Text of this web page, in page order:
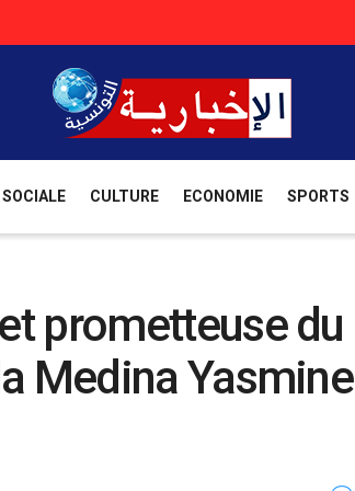
SOCIALE CULTURE ECONOMIE SPORTS
prometteuse du
Medina Yasmine